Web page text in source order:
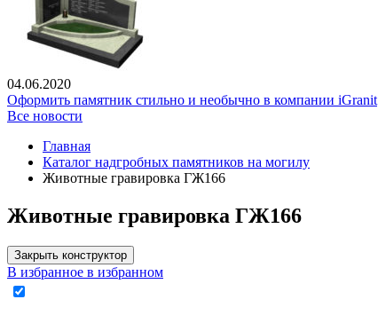
04.06.2020
Оформить памятник стильно и необычно в компании iGranit
Все новости
Главная
Каталог надгробных памятников на могилу
Животные гравировка ГЖ166
Животные гравировка ГЖ166
Закрыть конструктор
В избранное в избранном